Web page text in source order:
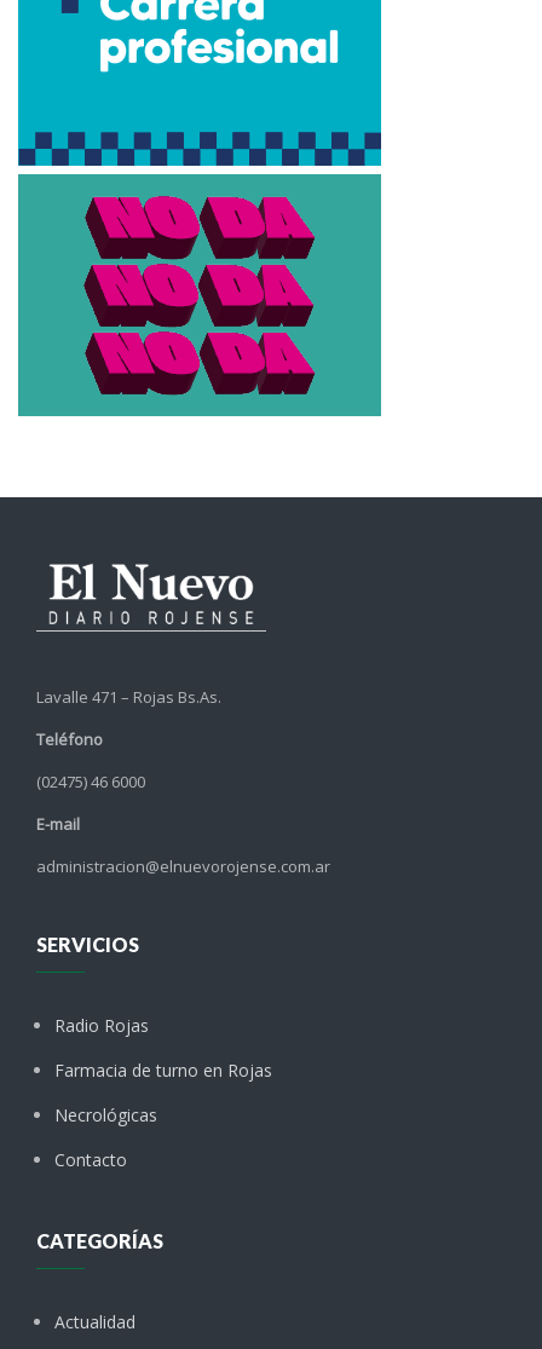
Lavalle 471 – Rojas Bs.As.
Teléfono
(02475) 46 6000
E-mail
administracion@elnuevorojense.com.ar
SERVICIOS
Radio Rojas
Farmacia de turno en Rojas
Necrológicas
Contacto
CATEGORÍAS
Actualidad